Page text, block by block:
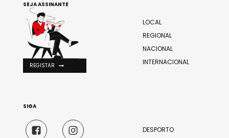
LOCAL
REGIONAL
NACIONAL
INTERNACIONAL
DESPORTO
SEJA ASSINANTE
REGISTAR
SIGA